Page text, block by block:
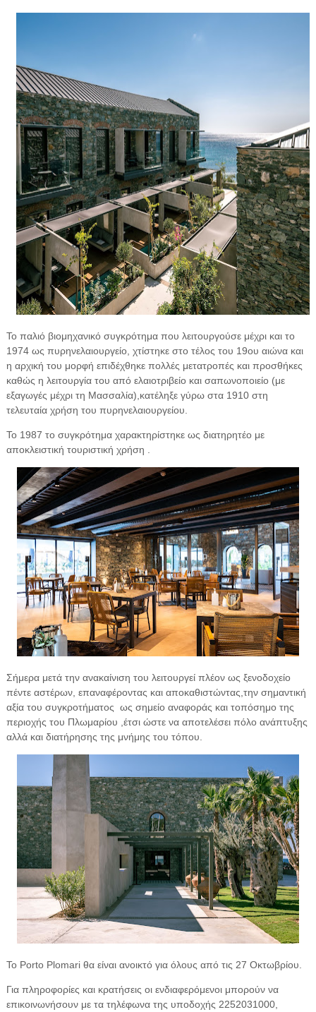
Το παλιό βιομηχανικό συγκρότημα που λειτουργούσε μέχρι και το
1974 ως πυρηνελαιουργείο, χτίστηκε στο τέλος του 19ου αιώνα και
η αρχική του μορφή επιδέχθηκε πολλές μετατροπές και προσθήκες
καθώς η λειτουργία του από ελαιοτριβείο και σαπωνοποιείο (με
εξαγωγές μέχρι τη Μασσαλία),κατέληξε γύρω στα 1910 στη
τελευταία χρήση του πυρηνελαιουργείου.
Το 1987 το συγκρότημα χαρακτηρίστηκε ως διατηρητέο με
αποκλειστική τουριστική χρήση .
Σήμερα μετά την ανακαίνιση του λειτουργεί πλέον ως ξενοδοχείο
πέντε αστέρων, επαναφέροντας και αποκαθιστώντας,την σημαντική
αξία του συγκροτήματος ως σημείο αναφοράς και τοπόσημο της
περιοχής του Πλωμαρίου ,έτσι ώστε να αποτελέσει πόλο ανάπτυξης
αλλά και διατήρησης της μνήμης του τόπου.
Το Porto Plomari θα είναι ανοικτό για όλους από τις 27 Οκτωβρίου.
Για πληροφορίες και κρατήσεις οι ενδιαφερόμενοι μπορούν να
επικοινωνήσουν με τα τηλέφωνα της υποδοχής 2252031000,